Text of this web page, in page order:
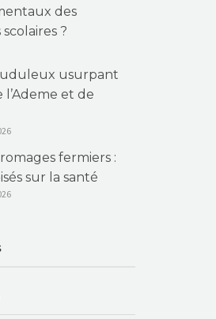
des
?
usurpant
l’Ademe et de
fermiers :
sur la santé